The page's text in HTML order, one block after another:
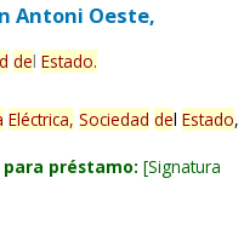
Antoni Oeste,
del Estado.
Eléctrica, Sociedad del Estado,
préstamo: Signatura